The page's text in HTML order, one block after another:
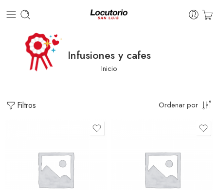
Infusiones y cafes
Inicio
Filtros Ordenar por